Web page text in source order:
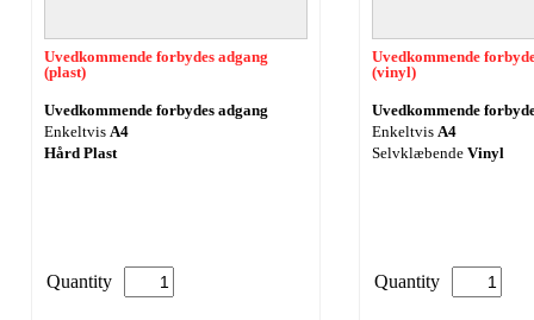
Uvedkommende forbydes adgang
(plast)
Uvedkommende forbydes adgang
Enkeltvis A4
Hård Plast
Quantity
Uvedkommende
(vinyl)
Uvedkommende
Enkeltvis A4
Selvklæbende Vinyl
Quantity